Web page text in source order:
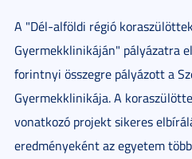
A "Dél-alföldi régió
Gyermekklinikáján" pályázatra
forintnyi összegre pályázott a
Gyermekklinikája. A
vonatkozó projekt sikeres
eredményeként az egyetem